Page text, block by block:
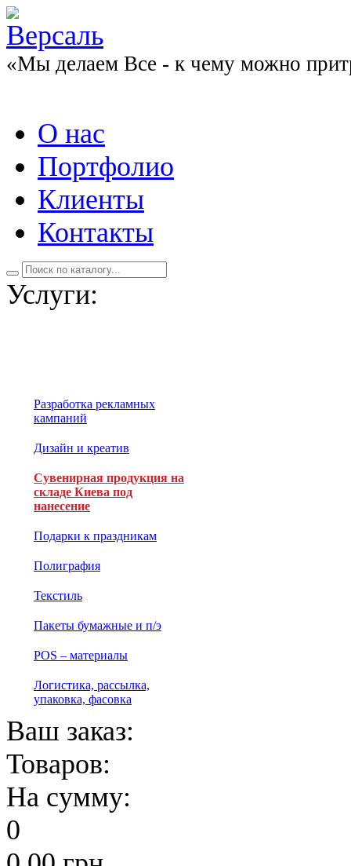
«Мы делаем Все - к чему можно
О нас
Портфолио
Клиенты
Контакты
Услуги:
Разработка рекламных
кампаний
Дизайн и креатив
Сувенирная продукция на
складе Киева под
нанесение
Подарки к праздникам
Полиграфия
Текстиль
Пакеты бумажные и п/э
POS – материалы
Логистика, рассылка,
упаковка, фасовка
Ваш заказ:
Товаров:
На сумму:
0